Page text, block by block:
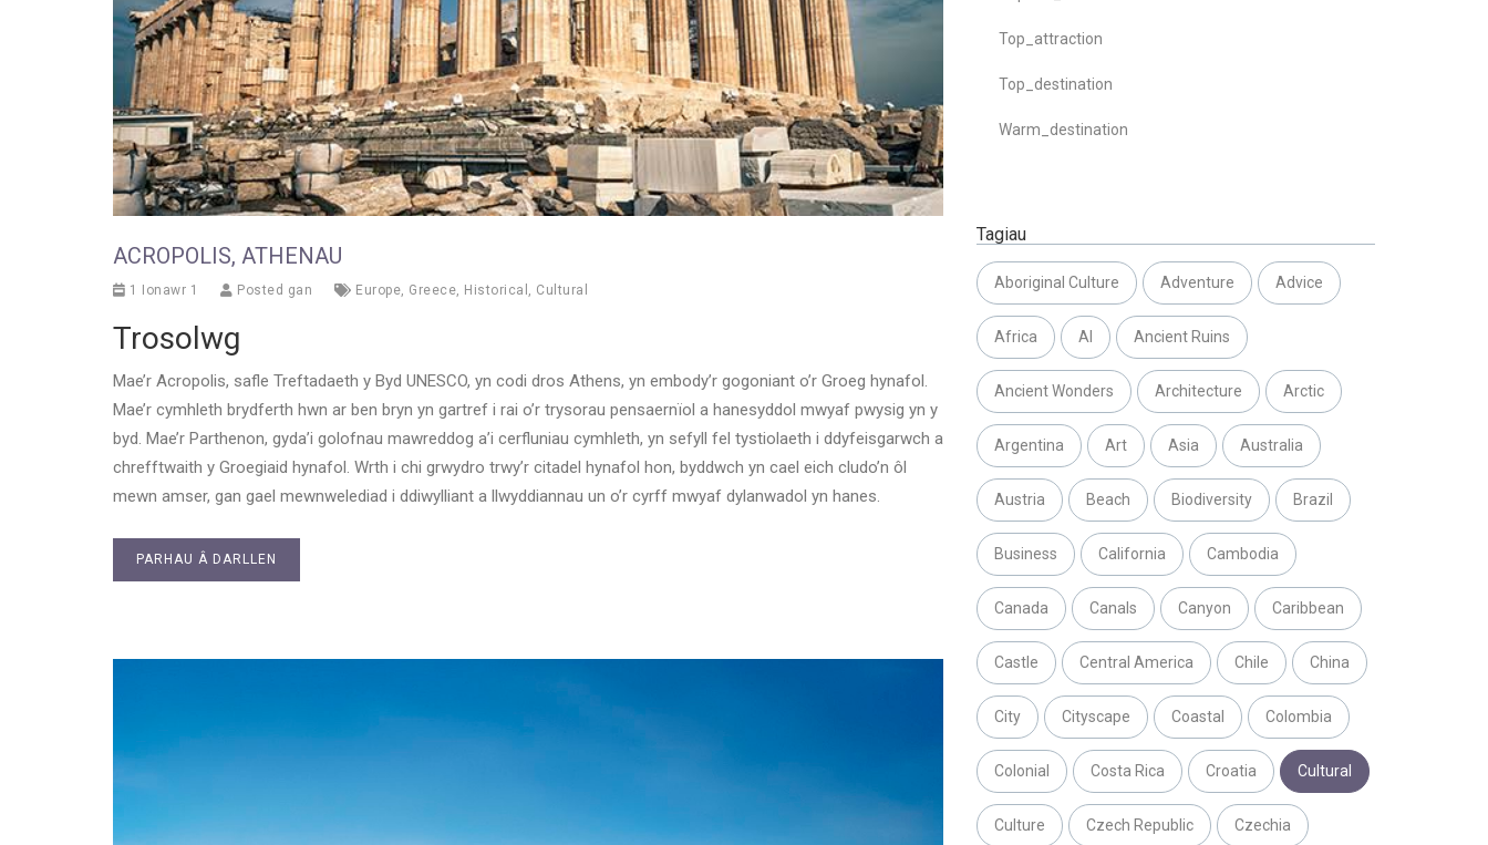
ACROPOLIS, ATHENAU
1 Ionawr 1 Posted gan Europe, Greece, Historical , Cultural
Trosolwg
Mae’r Acropolis, safle Treftadaeth y Byd UNESCO, yn codi dros Athens, yn embody’r gogoniant o’r Groeg hynafol.
Mae’r cymhleth brydferth hwn ar ben bryn yn gartref i rai o’r trysorau pensaernïol a hanesyddol mwyaf pwysig yn y
byd. Mae’r Parthenon, gyda’i golofnau mawreddog a’i cerfluniau cymhleth, yn sefyll fel tystiolaeth i ddyfeisgarwch a
chrefftwaith y Groegiaid hynafol. Wrth i chi grwydro trwy’r citadel hynafol hon, byddwch yn cael eich cludo’n ôl
mewn amser, gan gael mewnwelediad i ddiwylliant a llwyddiannau un o’r cyrff mwyaf dylanwadol yn hanes.
PARHAU Â DARLLEN
Top_attraction
Top_destination
Warm_destination
Tagiau
Aboriginal Culture Adventure Advice
Africa AI Ancient Ruins
Ancient Wonders Architecture Arctic
Argentina Art Asia Australia
Austria Beach Biodiversity Brazil
Business California Cambodia
Canada Canals Canyon Caribbean
Castle Central America Chile China
City Cityscape Coastal Colombia
Colonial Costa Rica Croatia Cultural
Culture Czech Republic Czechia